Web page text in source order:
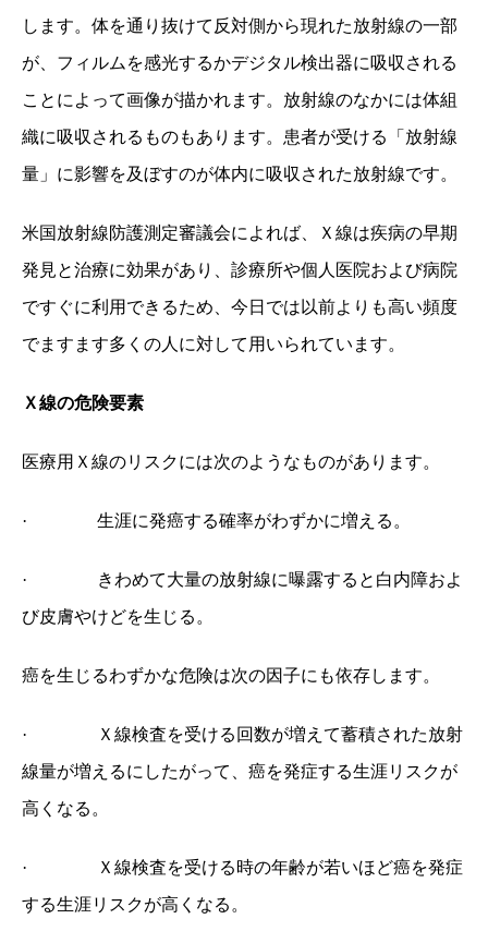
します。体を通り抜けて反対側から現れた放射線の一部
が、フィルムを感光するかデジタル検出器に吸収される
ことによって画像が描かれます。放射線のなかには体組
織に吸収されるものもあります。患者が受ける「放射線
量」に影響を及ぼすのが体内に吸収された放射線です。
米国放射線防護測定審議会によれば、Ｘ線は疾病の早期
発見と治療に効果があり、診療所や個人医院および病院
ですぐに利用できるため、今日では以前よりも高い頻度
でますます多くの人に対して用いられています。
Ｘ線の危険要素
医療用Ｘ線のリスクには次のようなものがあります。
· 生涯に発癌する確率がわずかに増える。
·
きわめて大量の放射線に曝露すると白内障およ
び皮膚やけどを生じる。
癌を生じるわずかな危険は次の因子にも依存します。
·
Ｘ線検査を受ける回数が増えて蓄積された放射
線量が増えるにしたがって、癌を発症する生涯リスクが
高くなる。
·
Ｘ線検査を受ける時の年齢が若いほど癌を発症
する生涯リスクが高くなる。